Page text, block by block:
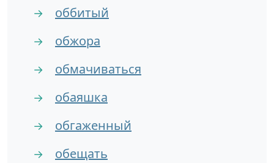
→ оббитый
→ обжора
→ обмачиваться
→ обаяшка
→ обгаженный
→ обещать